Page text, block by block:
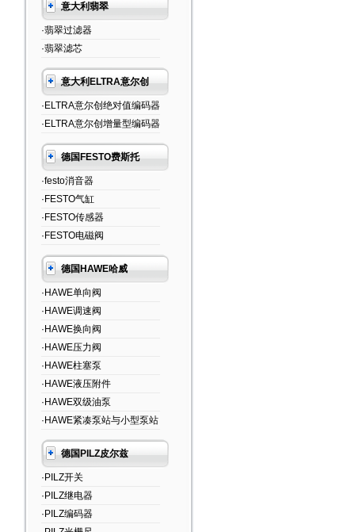
意大利翡翠
·翡翠过滤器
·翡翠滤芯
意大利ELTRA意尔创
·ELTRA意尔创绝对值编码器
·ELTRA意尔创增量型编码器
德国FESTO费斯托
·festo消音器
·FESTO气缸
·FESTO传感器
·FESTO电磁阀
德国HAWE哈威
·HAWE单向阀
·HAWE调速阀
·HAWE换向阀
·HAWE压力阀
·HAWE柱塞泵
·HAWE液压附件
·HAWE双级油泵
·HAWE紧凑泵站与小型泵站
德国PILZ皮尔兹
·PILZ开关
·PILZ继电器
·PILZ编码器